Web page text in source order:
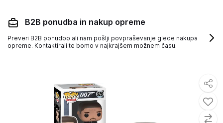
B2B ponudba in nakup opreme
Preveri B2B ponudbo ali nam pošlji povpraševanje glede nakupa
opreme. Kontaktirali te bomo v najkrajšem možnem času.